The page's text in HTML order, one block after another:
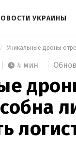
УКРАИНЫ
4 мин